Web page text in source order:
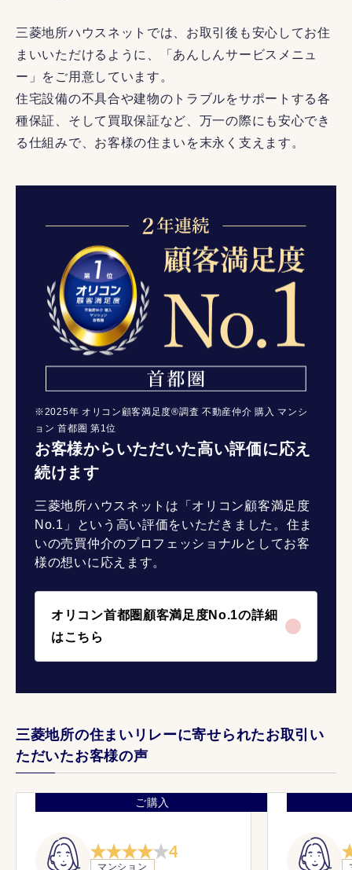
三菱地所ハウスネットでは、お取引後も安心してお住
まいいただけるように、「あんしんサービスメニュ
ー」をご用意しています。
住宅設備の不具合や建物のトラブルをサポートする各
種保証、そして買取保証など、万一の際にも安心でき
る仕組みで、お客様の住まいを末永く支えます。
お客様からいただいた高い評価に応え
続けます
三菱地所ハウスネットは「オリコン顧客満足度
No.1」という高い評価をいただきました。住ま
いの売買仲介のプロフェッショナルとしてお客
様の想いに応えます。
オリコン首都圏顧客満足度No.1の詳細
はこちら
※2025年 オリコン顧客満足度®調査 不動産仲介 購入 マンシ
ョン 首都圏 第1位
三菱地所の住まいリレーに寄せられたお取引い
ただいたお客様の声
ご購入
4
マンション